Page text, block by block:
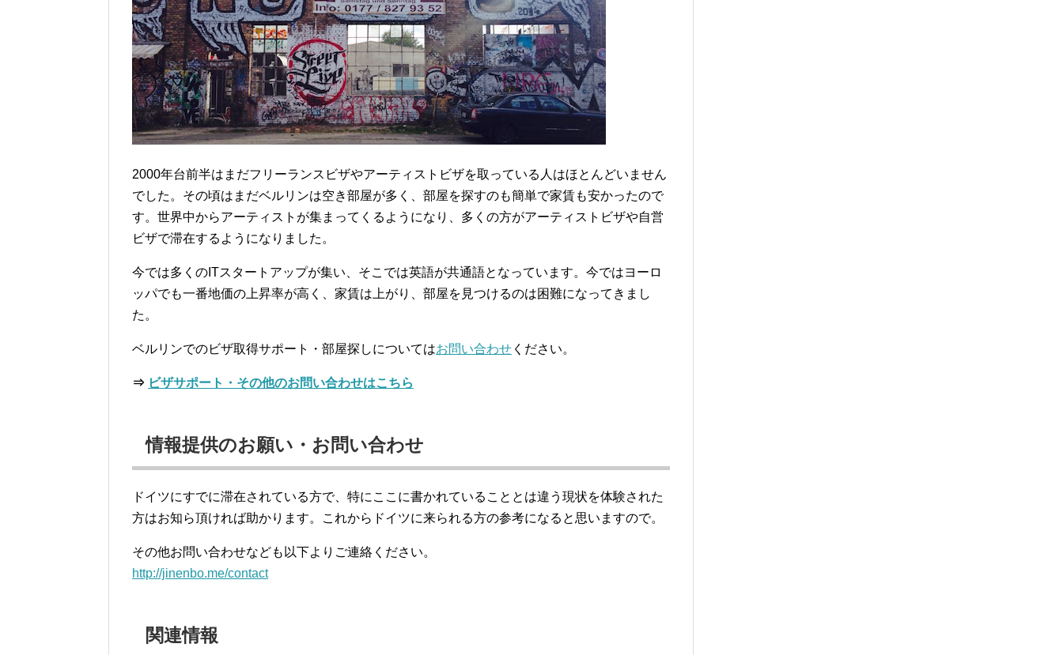
2000年台前半はまだフリーランスビザやアーティストビザを取っている人はほとんどいません
でした。その頃はまだベルリンは空き部屋が多く、部屋を探すのも簡単で家賃も安かったので
す。世界中からアーティストが集まってくるようになり、多くの方がアーティストビザや自営
ビザで滞在するようになりました。
今では多くのITスタートアップが集い、そこでは英語が共通語となっています。今ではヨーロ
ッパでも一番地価の上昇率が高く、家賃は上がり、部屋を見つけるのは困難になってきまし
た。
ベルリンでのビザ取得サポート・部屋探しについてはお問い合わせ ください。
⇒ ビザサポート・その他のお問い合わせはこちら
情報提供のお願い・お問い合わせ
ドイツにすでに滞在されている方で、特にここに書かれていることとは違う現状を体験された
方はお知ら頂ければ助かります。これからドイツに来られる方の参考になると思いますので。
その他お問い合わせなども以下よりご連絡ください。
http://jinenbo.me/contact
関連情報